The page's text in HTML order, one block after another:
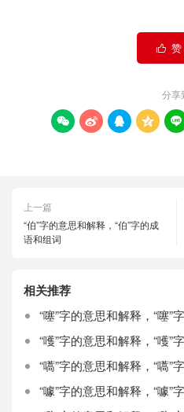
 赞
分享
    
上一篇
“伯”字的意思和解释，“伯”字的成
语和组词
相关推荐
“噻”字的意思和解释，“噻”
“嚄”字的意思和解释，“嚄”
“嚆”字的意思和解释，“嚆”
“噱”字的意思和解释，“噱”